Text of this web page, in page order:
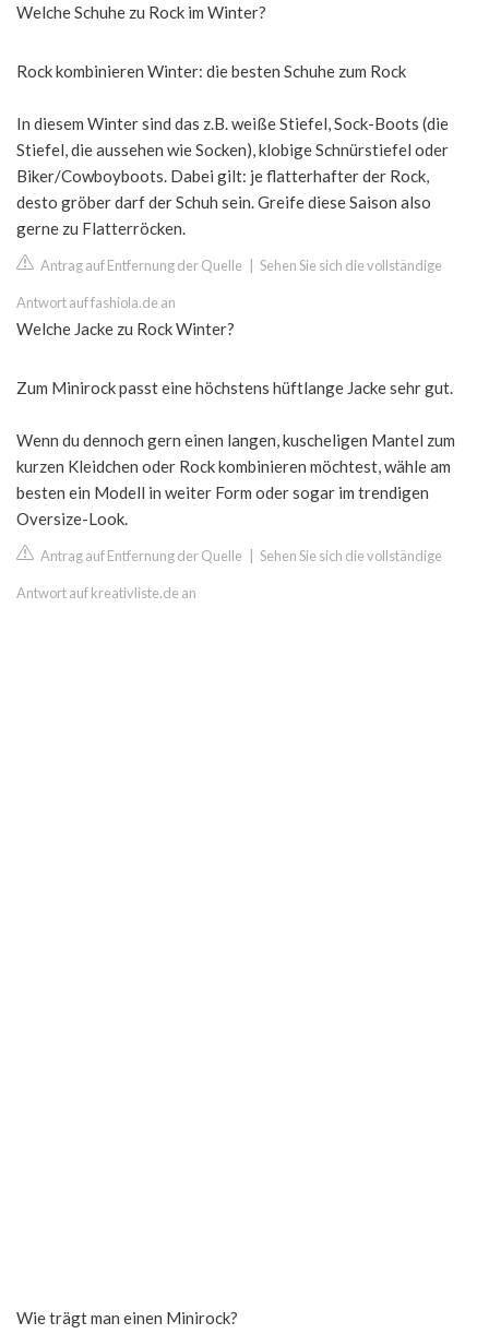
Welche Schuhe zu Rock im Winter?
Rock kombinieren Winter: die besten Schuhe zum Rock
In diesem Winter sind das z.B. weiße Stiefel, Sock-Boots (die
Stiefel, die aussehen wie Socken), klobige Schnürstiefel oder
Biker/Cowboyboots. Dabei gilt: je flatterhafter der Rock,
desto gröber darf der Schuh sein. Greife diese Saison also
gerne zu Flatterröcken.
Antrag auf Entfernung der Quelle Sehen Sie sich die vollständige
Antwort auf fashiola.de an
Welche Jacke zu Rock Winter?
Zum Minirock passt eine höchstens hüftlange Jacke sehr gut.
Wenn du dennoch gern einen langen, kuscheligen Mantel zum
kurzen Kleidchen oder Rock kombinieren möchtest, wähle am
besten ein Modell in weiter Form oder sogar im trendigen
Oversize-Look.
Antrag auf Entfernung der Quelle Sehen Sie sich die vollständige
Antwort auf kreativliste.de an
Wie trägt man einen Minirock?